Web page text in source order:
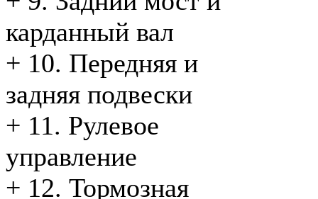
карданный вал
+ 10. Передняя и
задняя подвески
+ 11. Рулевое
управление
+ 12. Тормозная